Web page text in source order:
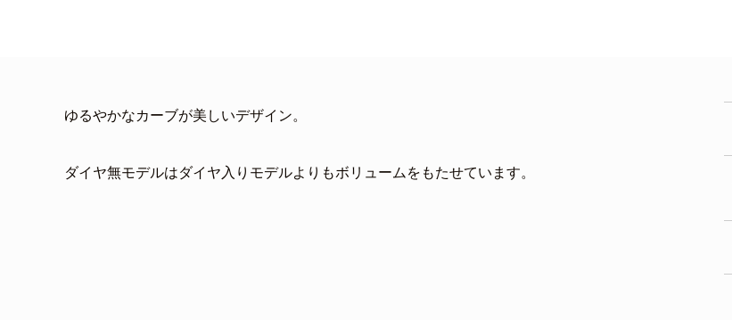
ゆるやかなカーブが美しいデザイン。
ダイヤ無モデルはダイヤ入りモデルよりもボリュームをもたせています。